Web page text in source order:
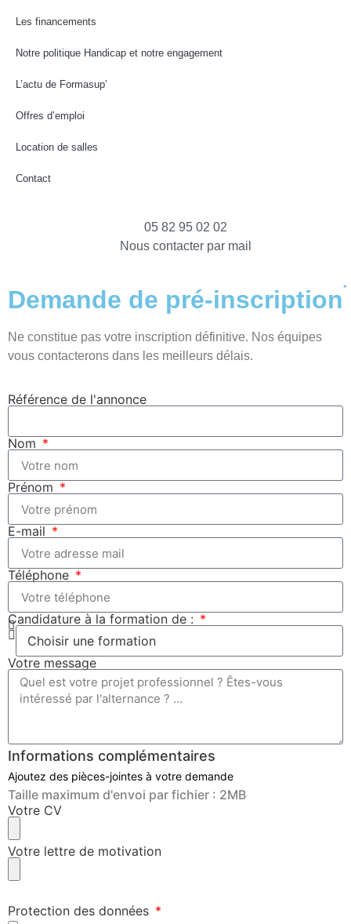
Les financements
Notre politique Handicap et notre engagement
L’actu de Formasup’
Offres d’emploi
Location de salles
Contact
05 82 95 02 02
Nous contacter par mail
Demande de pré-inscription*
Ne constitue pas votre inscription définitive. Nos équipes
vous contacterons dans les meilleurs délais.
Référence de l'annonce
Nom
Prénom
E-mail
Téléphone
Candidature à la formation de :
Votre message
Informations complémentaires
Ajoutez des pièces-jointes à votre demande
Taille maximum d'envoi par fichier : 2MB
Votre CV
Votre lettre de motivation
Protection des données